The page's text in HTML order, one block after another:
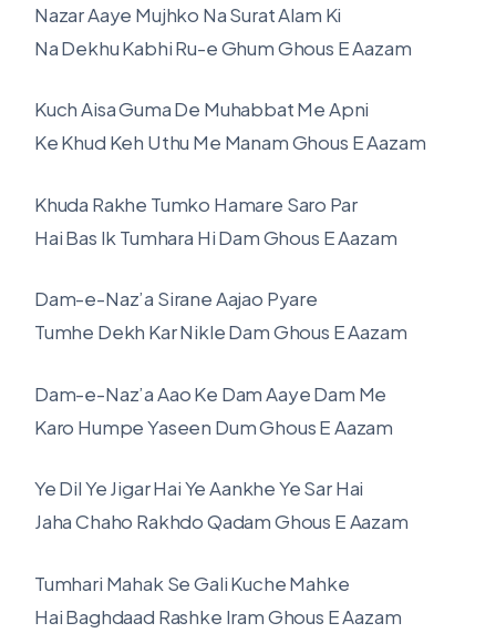
Nazar Aaye Mujhko Na Surat Alam Ki
Na Dekhu Kabhi Ru-e Ghum Ghous E Aazam
Kuch Aisa Guma De Muhabbat Me Apni
Ke Khud Keh Uthu Me Manam Ghous E Aazam
Khuda Rakhe Tumko Hamare Saro Par
Hai Bas Ik Tumhara Hi Dam Ghous E Aazam
Dam-e-Naz’a Sirane Aajao Pyare
Tumhe Dekh Kar Nikle Dam Ghous E Aazam
Dam-e-Naz’a Aao Ke Dam Aaye Dam Me
Karo Humpe Yaseen Dum Ghous E Aazam
Ye Dil Ye Jigar Hai Ye Aankhe Ye Sar Hai
Jaha Chaho Rakhdo Qadam Ghous E Aazam
Tumhari Mahak Se Gali Kuche Mahke
Hai Baghdaad Rashke Iram Ghous E Aazam